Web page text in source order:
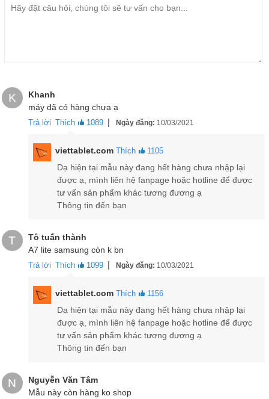
nhỏ chỉ với8.7 inch, tích hợp công nghệ hỗ trợ
Màn hình Samsung Galaxy Tab A7 Lite hiển thị rõ nét, màu sắc hài
hòa
cấp bởi chip chip xử lý Helio P22Tthế hệ mới. Đây là dòng
có hiệu năng ổn định, mạnh mẽ nhất với lõi Cortex-A53, và chip
PowerVR GE8320 .
Kết hợp với chip là bộ nhớRAM 3GB/ ROM 32GB
cấp RAM 4GB/ ROM 64GB để người dùng dễ dàng lựa chọn tùy
Galaxy Tab S7 FE, Galaxy Tab A7 Lite cũng hỗ trợ thẻ nhớ ngoài
microSDlên đến 1TB.
K
Khanh
máy đã có hàng chưa ạ
Trả lời Thích 1089 | Ngày đăng: 10/03/2021
viettablet.com Thích 1105
Dạ hiện tại mẫu này đang hết hàng chưa nhập lại
được ạ, mình liên hệ fanpage hoặc hotline để được
tư vấn sản phẩm khác tương đương ạ
Thông tin đến bạn
T
Tô tuấn thành
A7 lite samsung còn k bn
Trả lời Thích 1099 | Ngày đăng: 10/03/2021
viettablet.com Thích 1156
Dạ hiện tại mẫu này đang hết hàng chưa nhập lại
được ạ, mình liên hệ fanpage hoặc hotline để được
tư vấn sản phẩm khác tương đương ạ
Thông tin đến bạn
N
Nguyễn Văn Tâm
Mẫu này còn hàng ko shop